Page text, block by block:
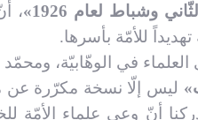
وشباط لعام 1926» ،
للأمّة بأسرها.
في الوهّابيّة،
ليس إلّا نسخة مكرّرة
أنّ وعي علماء